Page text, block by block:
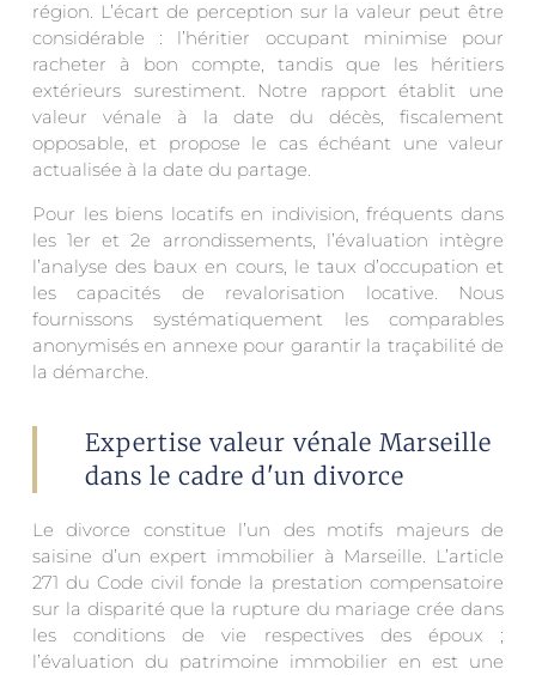
région. L’écart de perception sur la valeur peut être
considérable : l’héritier occupant minimise pour
racheter à bon compte, tandis que les héritiers
extérieurs surestiment. Notre rapport établit une
valeur vénale à la date du décès, fiscalement
opposable, et propose le cas échéant une valeur
actualisée à la date du partage.
Pour les biens locatifs en indivision, fréquents dans
les 1er et 2e arrondissements, l’évaluation intègre
l’analyse des baux en cours, le taux d’occupation et
les capacités de revalorisation locative. Nous
fournissons systématiquement les comparables
anonymisés en annexe pour garantir la traçabilité de
la démarche.
Expertise valeur vénale Marseille
dans le cadre d'un divorce
Le divorce constitue l’un des motifs majeurs de
saisine d’un expert immobilier à Marseille. L’article
271 du Code civil fonde la prestation compensatoire
sur la disparité que la rupture du mariage crée dans
les conditions de vie respectives des époux ;
l’évaluation du patrimoine immobilier en est une